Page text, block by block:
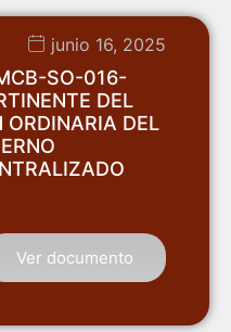
junio 16, 2025
SO-016-
DEL
ORDINARIA DEL
Ver documento